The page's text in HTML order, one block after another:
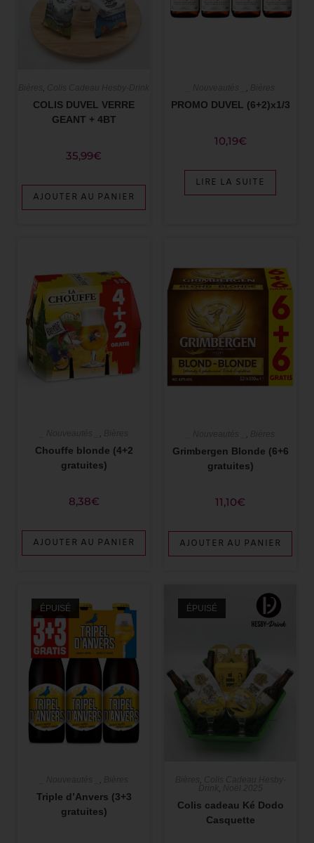
,
COLIS DUVEL VERRE
GEANT + 4BT
35,99€
AJOUTER AU PANIER
,
PROMO DUVEL (6+2)x1/3
10,19€
LIRE LA SUITE
,
Chouffe blonde (4+2
gratuites)
8,38€
AJOUTER AU PANIER
Grimbergen Blonde (6+6
gratuites)
11,10€
AJOUTER AU PANIER
ÉPUISÉ
Triple d’Anvers (3+3
gratuites)
ÉPUISÉ
Colis cadeau Ké Dodo
Casquette